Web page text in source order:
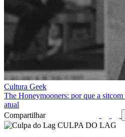
Cultura Geek
The Honeymooners: por que a
atual
Compartilhar
CULPA DO LAG